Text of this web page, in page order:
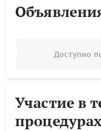
Доступно
Участие в